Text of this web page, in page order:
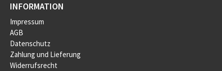
INFORMATION
Impressum
AGB
Datenschutz
Zahlung und Lieferung
Widerrufsrecht